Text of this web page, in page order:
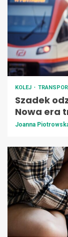
KOLEJ
Szadek
Nowa era
Joanna